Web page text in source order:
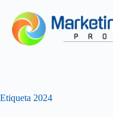
Etiqueta 2024